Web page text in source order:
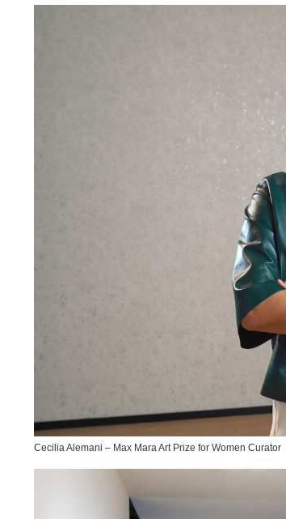
Cecilia Alemani – Max Mara Art Prize for Women Curator